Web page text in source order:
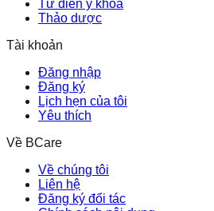
Từ điển y khoa
Thảo dược
Tài khoản
Đăng nhập
Đăng ký
Lịch hẹn của tôi
Yêu thích
Về BCare
Về chúng tôi
Liên hệ
Đăng ký đối tác